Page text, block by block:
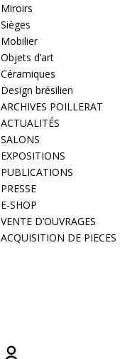
Miroirs
Sièges
Mobilier
Objets d’art
Céramiques
Design brésilien
ARCHIVES POILLERAT
ACTUALITÉS
SALONS
EXPOSITIONS
PUBLICATIONS
PRESSE
E-SHOP
VENTE D’OUVRAGES
ACQUISITION DE PIECES